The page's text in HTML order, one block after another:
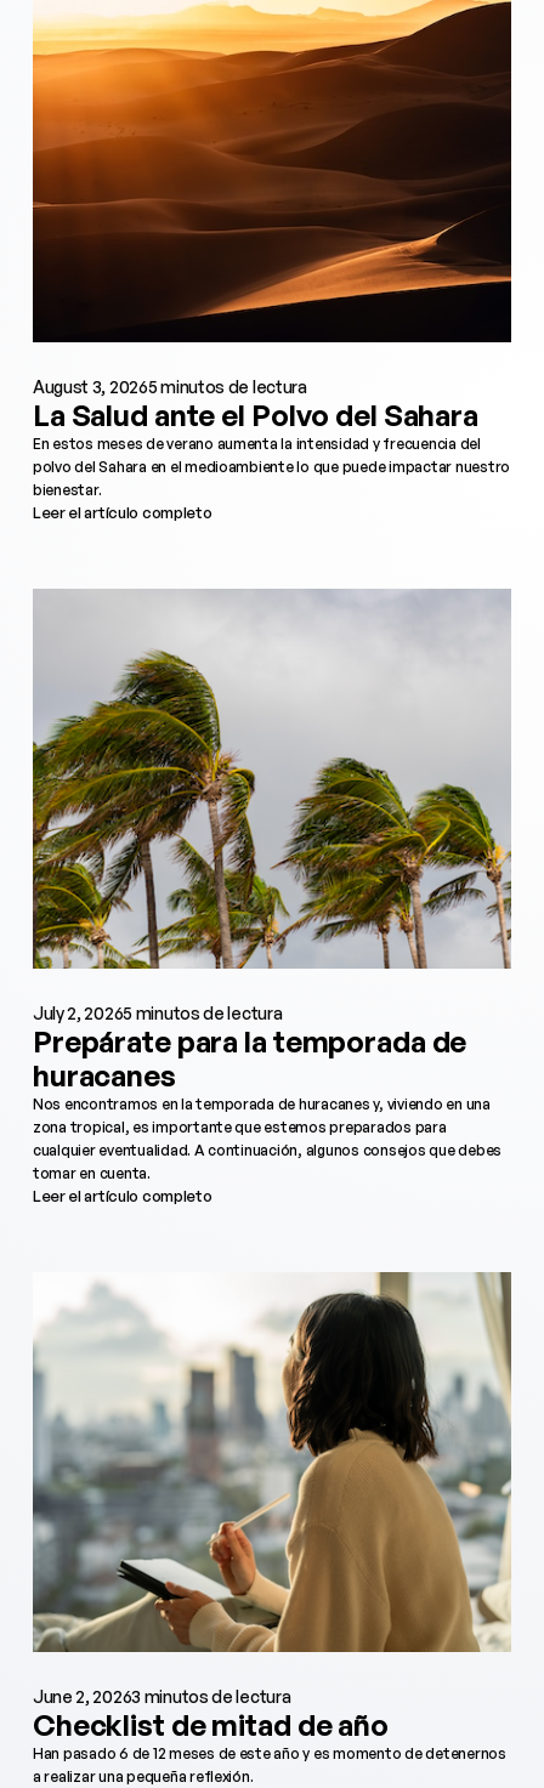
August 3, 20265 minutos de lectura
La Salud ante el Polvo del Sahara
En estos meses de verano aumenta la intensidad y frecuencia del
polvo del Sahara en el medioambiente lo que puede impactar nuestro
bienestar.
Leer el artículo completo
July 2, 20265 minutos de lectura
Prepárate para la temporada de
huracanes
Nos encontramos en la temporada de huracanes y, viviendo en una
zona tropical, es importante que estemos preparados para
cualquier eventualidad. A continuación, algunos consejos que debes
tomar en cuenta.
Leer el artículo completo
June 2, 20263 minutos de lectura
Checklist de mitad de año
Han pasado 6 de 12 meses de este año y es momento de detenernos
a realizar una pequeña reflexión.